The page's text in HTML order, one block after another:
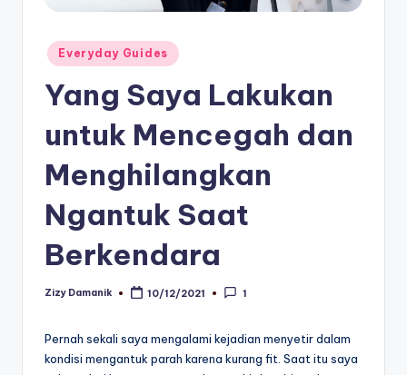
Posted
in
Everyday Guides
Yang Saya Lakukan
untuk Mencegah dan
Menghilangkan
Ngantuk Saat
Berkendara
Posted
Zizy Damanik 10/12/2021 1
Pernah sekali saya mengalami kejadian menyetir dalam
kondisi mengantuk parah karena kurang fit. Saat itu saya